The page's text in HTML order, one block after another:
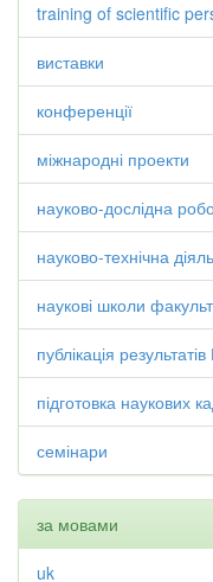
training of scientific
виставки
конференції
міжнародні проекти
науково-дослідна
науково-технічна
наукові школи
публікація
підготовка наукових
семінари
за мовами
uk